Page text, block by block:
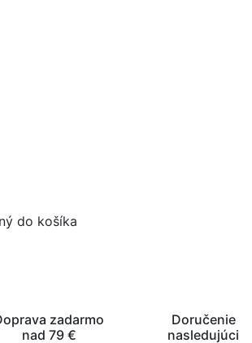
do košíka
zadarmo
nad 79 €
Doručenie
nasledujúci